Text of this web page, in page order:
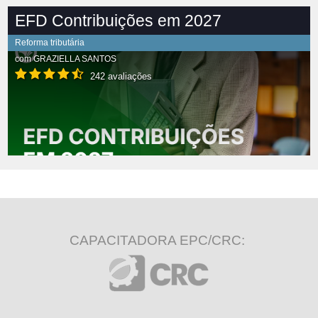
EFD Contribuições em 2027
Reforma tributária
comGRAZIELLA SANTOS
242 avaliações
CAPACITADORA EPC/CRC: